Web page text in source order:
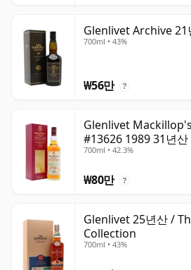
Glenlivet Archive
700ml • 43%
₩56만 ?
Glenlivet
#13626 1989 31년산
700ml • 42.3%
₩80만 ?
Glenlivet 25년산 /
Collection
700ml • 43%